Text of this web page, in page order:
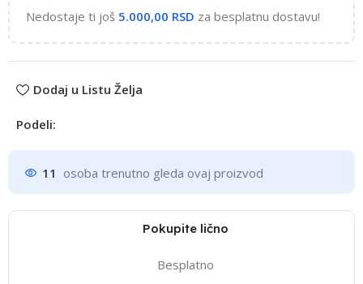
Nedostaje ti još 5.000,00 RSD za besplatnu dostavu!
Dodaj u Listu Želja
Podeli:
11 osoba trenutno gleda ovaj proizvod
Pokupite lično
Besplatno